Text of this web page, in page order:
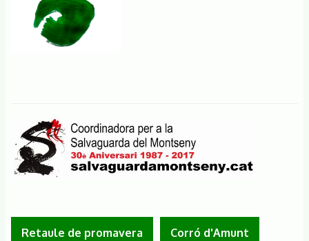
Retaule de promavera Corró d'Amunt